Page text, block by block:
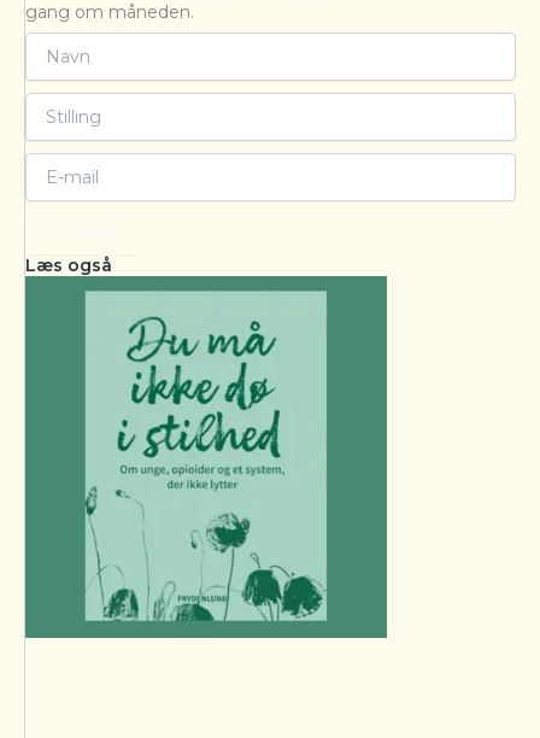
gang om måneden.
Læs også